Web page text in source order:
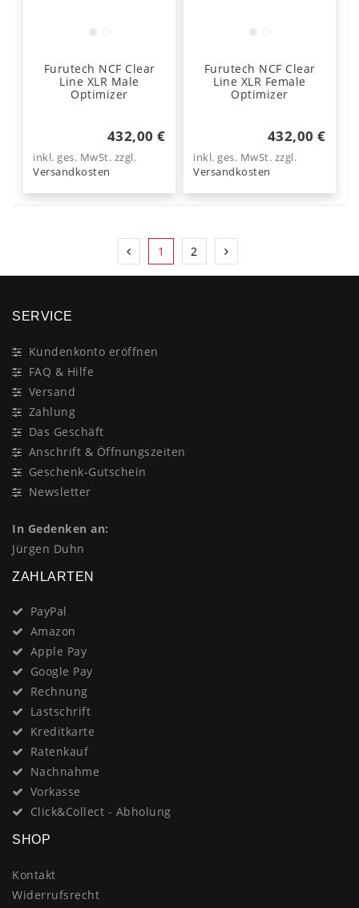
Furutech NCF Clear
Line XLR Male
Optimizer
432,00 €
inkl. ges. MwSt. zzgl.
Versandkosten
Furutech NCF Clear
Line XLR Female
Optimizer
432,00 €
inkl. ges. MwSt. zzgl.
Versandkosten
1 2
SERVICE
Kundenkonto eröffnen
FAQ & Hilfe
Versand
Zahlung
Das Geschäft
Anschrift & Öffnungszeiten
Geschenk-Gutschein
Newsletter
In Gedenken an:
Jürgen Duhn
ZAHLARTEN
PayPal
Amazon
Apple Pay
Google Pay
Rechnung
Lastschrift
Kreditkarte
Ratenkauf
Nachnahme
Vorkasse
Click&Collect - Abholung
SHOP
Kontakt
Widerrufsrecht